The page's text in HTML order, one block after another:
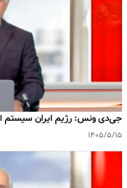
جی‌دی ونس: رژیم ایران سیستم
۱۴۰۵/۵/۱۵